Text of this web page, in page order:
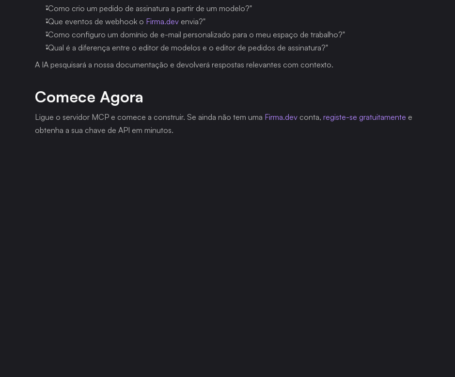
"Como crio um pedido de assinatura a partir de um modelo?"
"Que eventos de webhook o Firma.dev envia?"
"Como configuro um domínio de e-mail personalizado para o meu espaço de trabalho?"
"Qual é a diferença entre o editor de modelos e o editor de pedidos de assinatura?"
A IA pesquisará a nossa documentação e devolverá respostas relevantes com contexto.
Comece Agora
Ligue o servidor MCP e comece a construir. Se ainda não tem uma Firma.dev conta, registe-se gratuitamente e
obtenha a sua chave de API em minutos.